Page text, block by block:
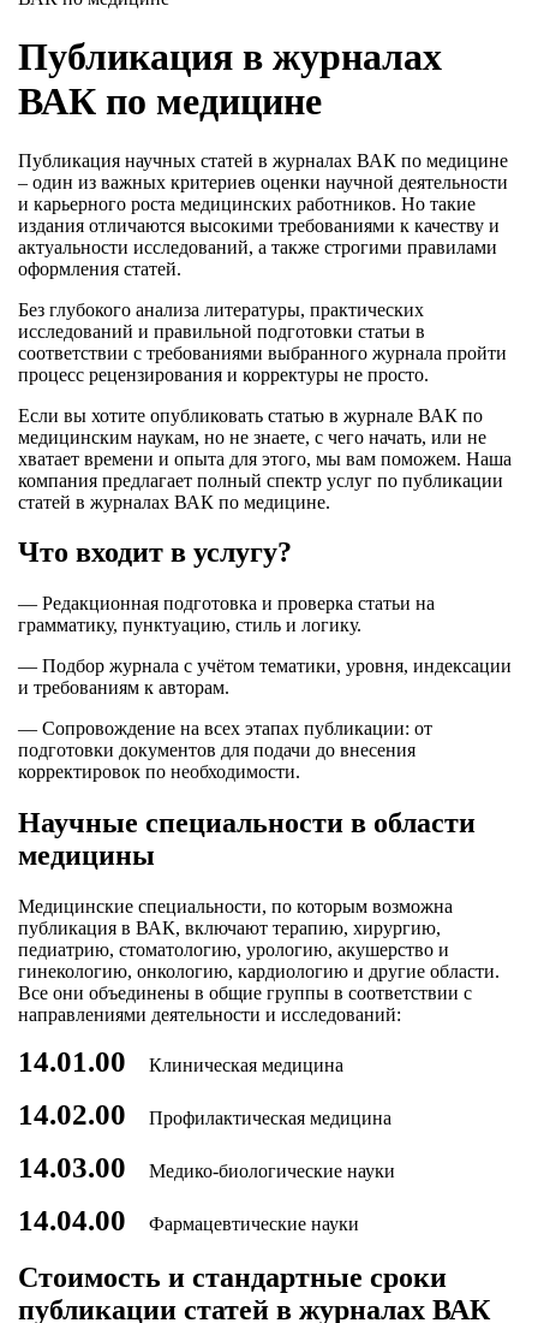
Публикация в журналах
ВАК по медицине
Публикация научных статей в журналах ВАК по медицине
– один из важных критериев оценки научной деятельности
и карьерного роста медицинских работников. Но такие
издания отличаются высокими требованиями к качеству и
актуальности исследований, а также строгими правилами
оформления статей.
Без глубокого анализа литературы, практических
исследований и правильной подготовки статьи в
соответствии с требованиями выбранного журнала пройти
процесс рецензирования и корректуры не просто.
Если вы хотите опубликовать статью в журнале ВАК по
медицинским наукам, но не знаете, с чего начать, или не
хватает времени и опыта для этого, мы вам поможем. Наша
компания предлагает полный спектр услуг по публикации
статей в журналах ВАК по медицине.
Что входит в услугу?
— Редакционная подготовка и проверка статьи на
грамматику, пунктуацию, стиль и логику.
— Подбор журнала с учётом тематики, уровня, индексации
и требованиям к авторам.
— Сопровождение на всех этапах публикации: от
подготовки документов для подачи до внесения
корректировок по необходимости.
Научные специальности в области
медицины
Медицинские специальности, по которым возможна
публикация в ВАК, включают терапию, хирургию,
педиатрию, стоматологию, урологию, акушерство и
гинекологию, онкологию, кардиологию и другие области.
Все они объединены в общие группы в соответствии с
направлениями деятельности и исследований:
14.01.00 Клиническая медицина
14.02.00 Профилактическая медицина
14.03.00 Медико-биологические науки
14.04.00 Фармацевтические науки
Стоимость и стандартные сроки
публикации статей в журналах ВАК